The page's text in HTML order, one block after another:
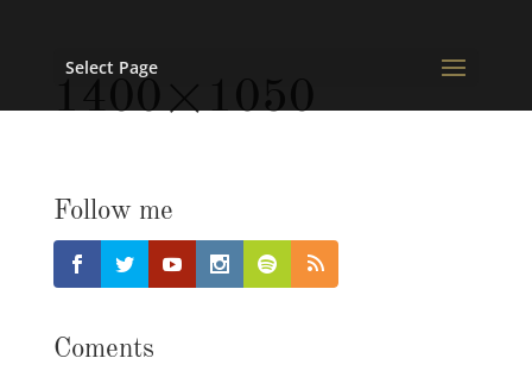
Select Page
1400×1050
Follow me
Coments